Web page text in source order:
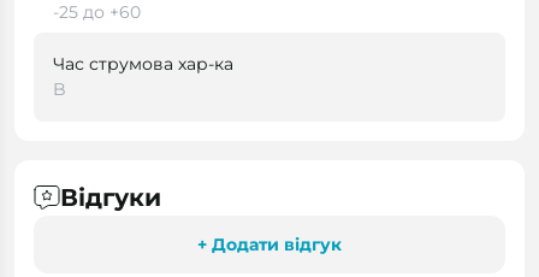
-25 до +60
Час струмова хар-ка
B
Відгуки
+ Додати відгук